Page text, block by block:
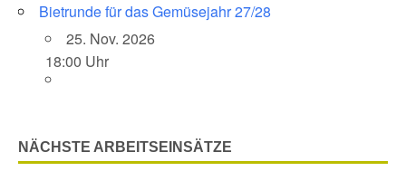
Bietrunde für das Gemüsejahr 27/28
25. Nov. 2026
18:00 Uhr
NÄCHSTE ARBEITSEINSÄTZE